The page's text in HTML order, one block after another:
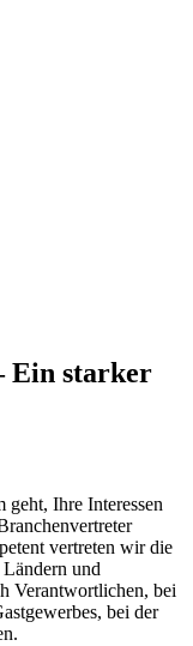
Ein starker
Ihre Interessen
vertreten wir die
und
Verantwortlichen, bei
bei der